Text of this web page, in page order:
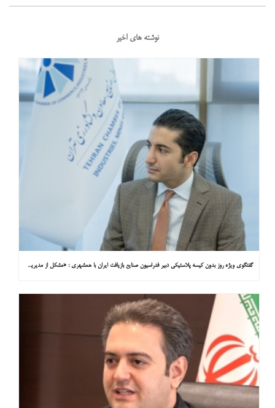
نوشته های اخیر
گفتگوی ویژه روز بدون کیسه پلاستیکی دبیر فدراسیون صنایع بازیافت ایران با همشهری : «مشکل از مدیریت پسماند پلاستیکی است، نه کیسه پلاستیکی»